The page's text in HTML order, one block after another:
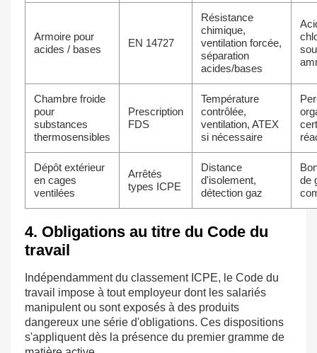
Armoire pour
acides / bases
EN 14727
Résistance
chimique,
ventilation forcée,
séparation
acides/bases
Chambre froide
pour
substances
thermosensibles
Prescription
FDS
Température
contrôlée,
ventilation, ATEX
si nécessaire
Dépôt extérieur
en cages
ventilées
Arrêtés
types ICPE
Distance
d'isolement,
détection gaz
de
4. Obligations au titre du Code du
travail
Indépendamment du classement ICPE, le Code du
travail impose à tout employeur dont les salariés
manipulent ou sont exposés à des produits
dangereux une série d'obligations. Ces dispositions
s'appliquent dès la présence du premier gramme de